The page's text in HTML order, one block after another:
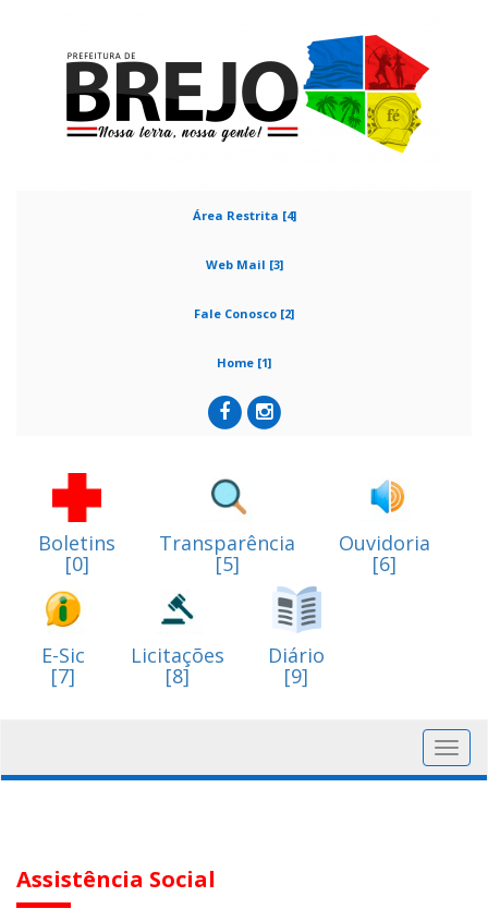
Área Restrita [4]
Web Mail [3]
Fale Conosco [2]
Home [1]
Boletins
[0]
Transparência
[5]
Ouvidoria
[6]
E-Sic
[7]
Licitações
[8]
Diário
[9]
Assistência Social